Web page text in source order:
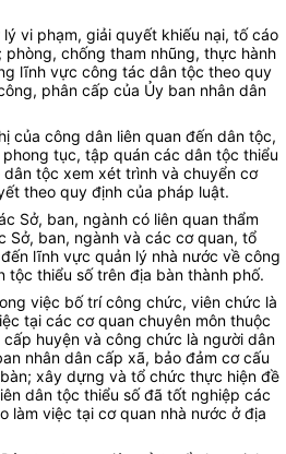
vi phạm, giải quyết khiếu nại, tố cáo
chống tham nhũng, thực hành
lĩnh vực công tác dân tộc theo quy
phân cấp của Ủy ban nhân dân
của công dân liên quan đến dân tộc,
tục, tập quán các dân tộc thiểu
tộc xem xét trình và chuyển cơ
theo quy định của pháp luật.
Sở, ban, ngành có liên quan thẩm
Sở, ban, ngành và các cơ quan, tổ
lĩnh vực quản lý nhà nước về công
thiểu số trên địa bàn thành phố.
việc bố trí công chức, viên chức là
tại các cơ quan chuyên môn thuộc
huyện và công chức là người dân
nhân dân cấp xã, bảo đảm cơ cấu
xây dựng và tổ chức thực hiện đề
dân tộc thiểu số đã tốt nghiệp các
làm việc tại cơ quan nhà nước ở địa